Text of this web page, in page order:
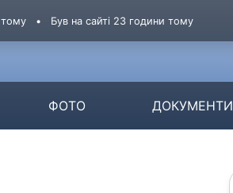
тому • Був на сайті 23 години тому
ФОТО ДОКУМЕНТИ